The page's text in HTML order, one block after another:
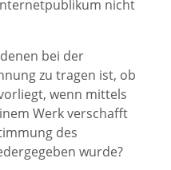
nicht
bei der
zu tragen ist, ob
wenn mittels
Werk verschafft
des
wurde?